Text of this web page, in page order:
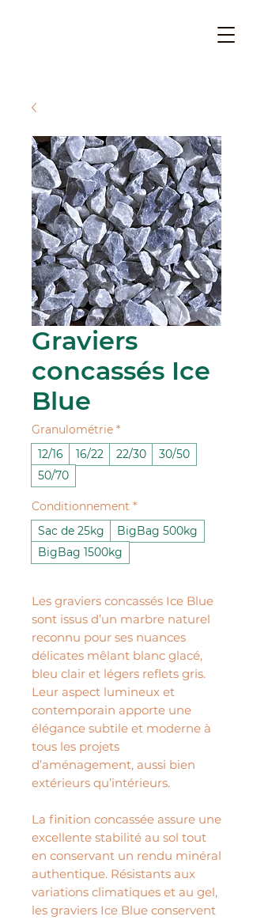
Graviers
concassés Ice
Blue
Granulométrie *
12/16
16/22 22/30
30/50
50/70
Conditionnement *
Sac de 25kg
BigBag 500kg
BigBag 1500kg
Les graviers concassés Ice Blue
sont issus d’un marbre naturel
reconnu pour ses nuances
délicates mêlant blanc glacé,
bleu clair et légers reflets gris.
Leur aspect lumineux et
contemporain apporte une
élégance subtile et moderne à
tous les projets
d’aménagement, aussi bien
extérieurs qu’intérieurs.
La finition concassée assure une
excellente stabilité au sol tout
en conservant un rendu minéral
authentique. Résistants aux
variations climatiques et au gel,
les graviers Ice Blue conservent